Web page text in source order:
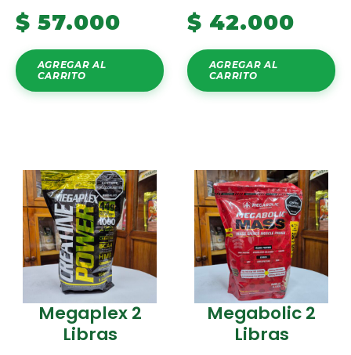
$ 57.000
AGREGAR AL
CARRITO
$ 42.000
AGREGAR AL
CARRITO
Megaplex 2
Libras
Megabolic 2
Libras